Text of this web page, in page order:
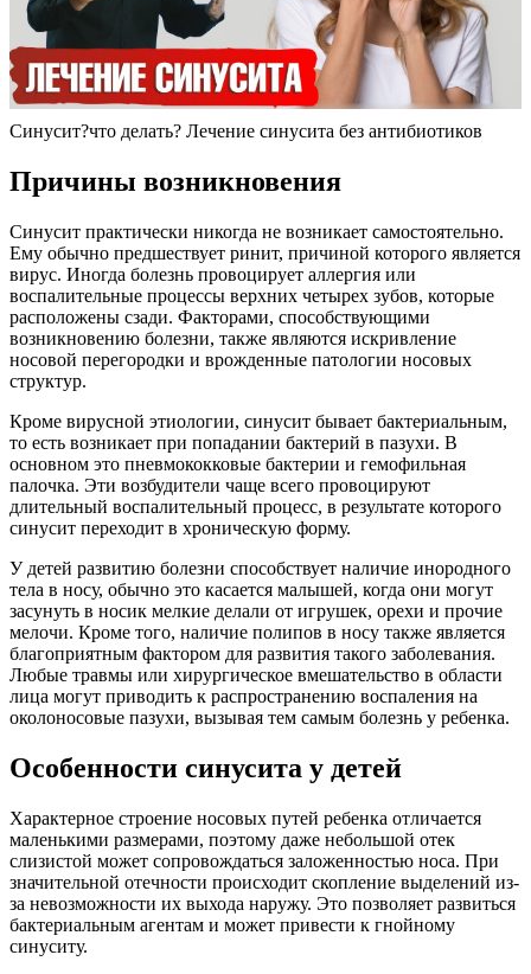
Синусит?что делать? Лечение синусита без антибиотиков
Причины возникновения
Синусит практически никогда не возникает самостоятельно.
Ему обычно предшествует ринит, причиной которого является
вирус. Иногда болезнь провоцирует аллергия или
воспалительные процессы верхних четырех зубов, которые
расположены сзади. Факторами, способствующими
возникновению болезни, также являются искривление
носовой перегородки и врожденные патологии носовых
структур.
Кроме вирусной этиологии, синусит бывает бактериальным,
то есть возникает при попадании бактерий в пазухи. В
основном это пневмококковые бактерии и гемофильная
палочка. Эти возбудители чаще всего провоцируют
длительный воспалительный процесс, в результате которого
синусит переходит в хроническую форму.
У детей развитию болезни способствует наличие инородного
тела в носу, обычно это касается малышей, когда они могут
засунуть в носик мелкие делали от игрушек, орехи и прочие
мелочи. Кроме того, наличие полипов в носу также является
благоприятным фактором для развития такого заболевания.
Любые травмы или хирургическое вмешательство в области
лица могут приводить к распространению воспаления на
околоносовые пазухи, вызывая тем самым болезнь у ребенка.
Особенности синусита у детей
Характерное строение носовых путей ребенка отличается
маленькими размерами, поэтому даже небольшой отек
слизистой может сопровождаться заложенностью носа. При
значительной отечности происходит скопление выделений из-
за невозможности их выхода наружу. Это позволяет развиться
бактериальным агентам и может привести к гнойному
синуситу.